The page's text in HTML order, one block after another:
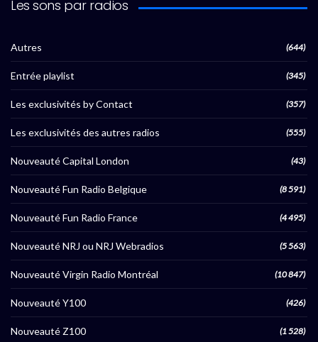
Les sons par radios
Autres (644)
Entrée playlist (345)
Les exclusivités by Contact (357)
Les exclusivités des autres radios (555)
Nouveauté Capital London (43)
Nouveauté Fun Radio Belgique (8 591)
Nouveauté Fun Radio France (4 495)
Nouveauté NRJ ou NRJ Webradios (5 563)
Nouveauté Virgin Radio Montréal (10 847)
Nouveauté Y100 (426)
Nouveauté Z100 (1 528)